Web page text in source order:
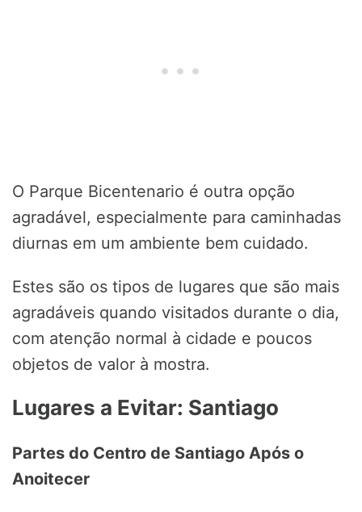
O Parque Bicentenario é outra opção
agradável, especialmente para caminhadas
diurnas em um ambiente bem cuidado.
Estes são os tipos de lugares que são mais
agradáveis quando visitados durante o dia,
com atenção normal à cidade e poucos
objetos de valor à mostra.
Lugares a Evitar: Santiago
Partes do Centro de Santiago Após o
Anoitecer